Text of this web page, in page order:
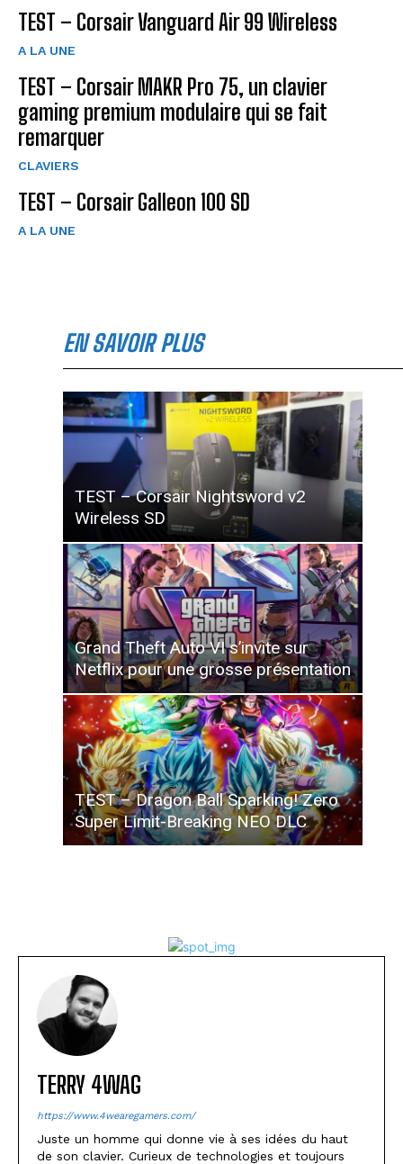
TEST – Corsair Vanguard Air 99 Wireless
A LA UNE
TEST – Corsair MAKR Pro 75, un clavier
gaming premium modulaire qui se fait
remarquer
CLAVIERS
TEST – Corsair Galleon 100 SD
A LA UNE
EN SAVOIR PLUS
TEST – Corsair Nightsword v2
Wireless SD
Grand Theft Auto VI s’invite sur
Netflix pour une grosse présentation
TEST – Dragon Ball Sparking! Zero
Super Limit-Breaking NEO DLC
TERRY 4WAG
https://www.4wearegamers.com/
Juste un homme qui donne vie à ses idées du haut
de son clavier. Curieux de technologies et toujours